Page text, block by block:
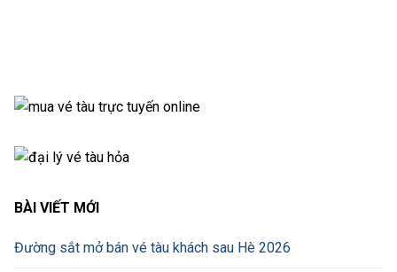
BÀI VIẾT MỚI
Đường sắt mở bán vé tàu khách sau Hè 2026